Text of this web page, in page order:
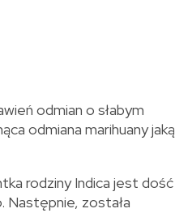
odmian o słabym
odmiana marihuany jaką
rodziny Indica jest dość
Następnie, została